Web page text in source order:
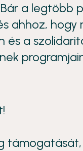
a
ahhoz,
és a